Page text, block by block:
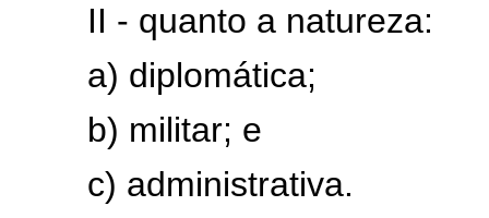
II - quanto a natureza:
a) diplomática;
b) militar; e
c) administrativa.